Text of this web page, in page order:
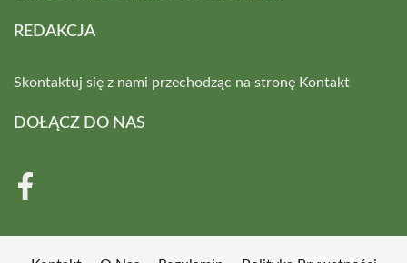
REDAKCJA
Skontaktuj się z nami przechodząc na stronę Kontakt
DOŁĄCZ DO NAS